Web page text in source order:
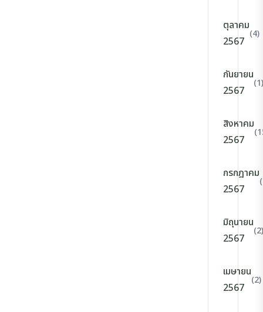
ตุลาคม
2567
(4)
กันยายน
2567
(1)
สิงหาคม
2567
กรกฎาคม
2567
มิถุนายน
2567
(2)
เมษายน
2567
(2)